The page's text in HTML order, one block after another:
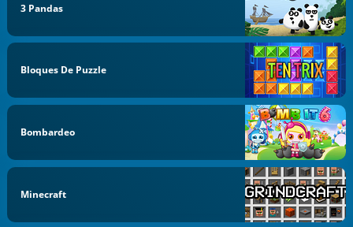
3 Pandas
Bloques De Puzzle
Bombardeo
Minecraft